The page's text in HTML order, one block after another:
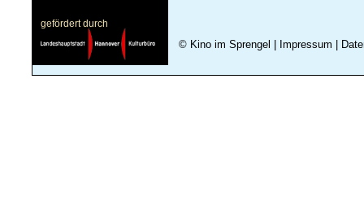
© Kino im Sprengel Impressum
gefördert durch